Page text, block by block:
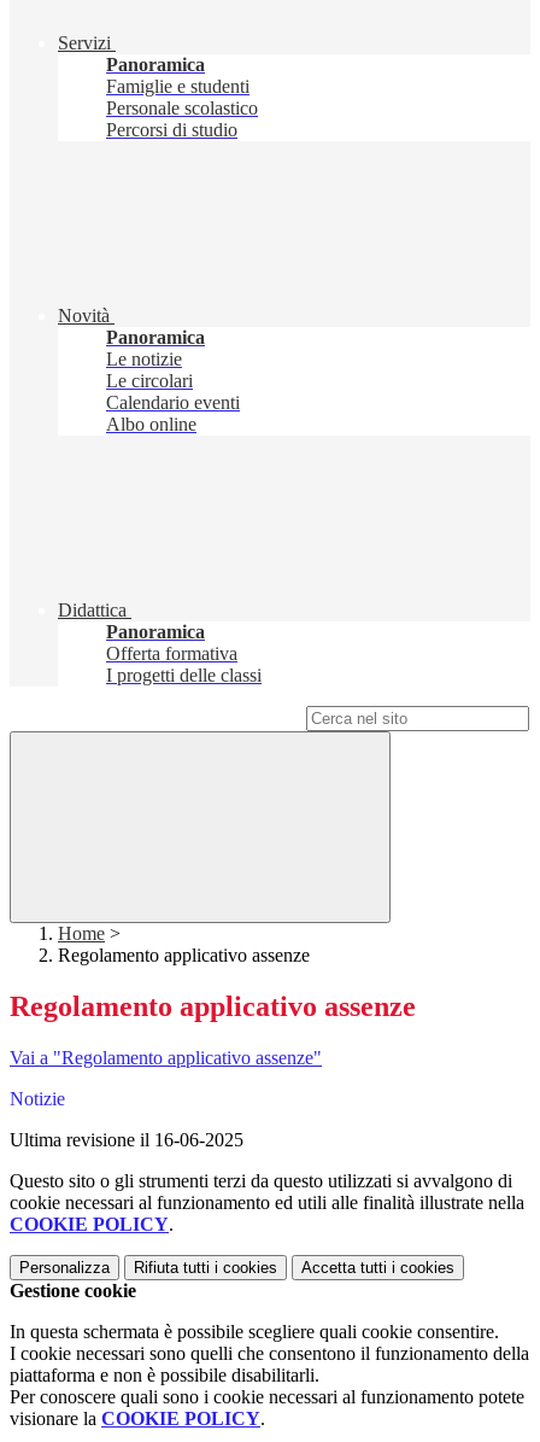
Servizi
Panoramica
Famiglie e studenti
Personale scolastico
Percorsi di studio
Novità
Panoramica
Le notizie
Le circolari
Calendario eventi
Albo online
Didattica
Panoramica
Offerta formativa
I progetti delle classi
Home >
Regolamento applicativo assenze
Regolamento applicativo assenze
Vai a "Regolamento applicativo assenze"
Notizie
Ultima revisione il 16-06-2025
Questo sito o gli strumenti terzi da questo utilizzati si avvalgono di
cookie necessari al funzionamento ed utili alle finalità illustrate nella
COOKIE POLICY.
Personalizza Rifiuta tutti i cookies Accetta tutti i cookies
Gestione cookie
In questa schermata è possibile scegliere quali cookie consentire.
I cookie necessari sono quelli che consentono il funzionamento della
piattaforma e non è possibile disabilitarli.
Per conoscere quali sono i cookie necessari al funzionamento potete
visionare la COOKIE POLICY.